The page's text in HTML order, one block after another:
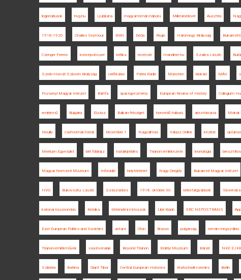
legionáriusok hvg.hu Ljubljana magyar-román háború Millerand-levél Ausztria
1918-1920 Charles Seymour WWI Déda Regio Háromegy Királyság Bukaresti
Csenger Ferenc koncepciós per kritika recenzió mandiner.hu Szarka László
Szerb-Horvát-Szlovén Királyság ratifikálás Pátria Rádió München blokád MÁV
Pozsonyi Magyar Intézet Bártfa spai egyezmény European Review of History Collegium
emlékmű Bulgária Elzász Balkán-félsziget honvédő háború arisztokrácia Molnár
Neuilly cseh-román határ December 1 Nagyalmás Válasz Online kézirat
Meritum Egyesület brit földrajz határkijelölés Trianon emlékezete kronológia breszt-
Magyar Nemzeti Múzeum Inforádió helytörténet Nagy Gergely Bukaresti Magyar Intézet
HVG Bukovszky László Szászsebes 1918. október 30. béketárgyalások Slovenska
katonai összeomlás Krónika történelmi mítoszok Libri Kiadó ERC NEPOSTRANS
East European Politics and Societies antant Úton Brassó polgárság román megszállás
Trianon-emlékművek vasútvonalak Beyond Trianon Erdélyi Múzeum Bánát NKE
Szibéria Batrina Glant Tibor Central European Horizons Kratochwill ezredes Berlin